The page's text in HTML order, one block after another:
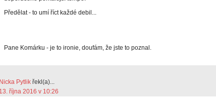
Předělat - to umí říct každé debil...
Pane Komárku - je to ironie, doufám, že jste to poznal.
Nicka Pytlik řekl(a)...
13. října 2016 v 10:26